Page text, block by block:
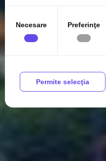
Necesare Preferinţe
Permite selecţia